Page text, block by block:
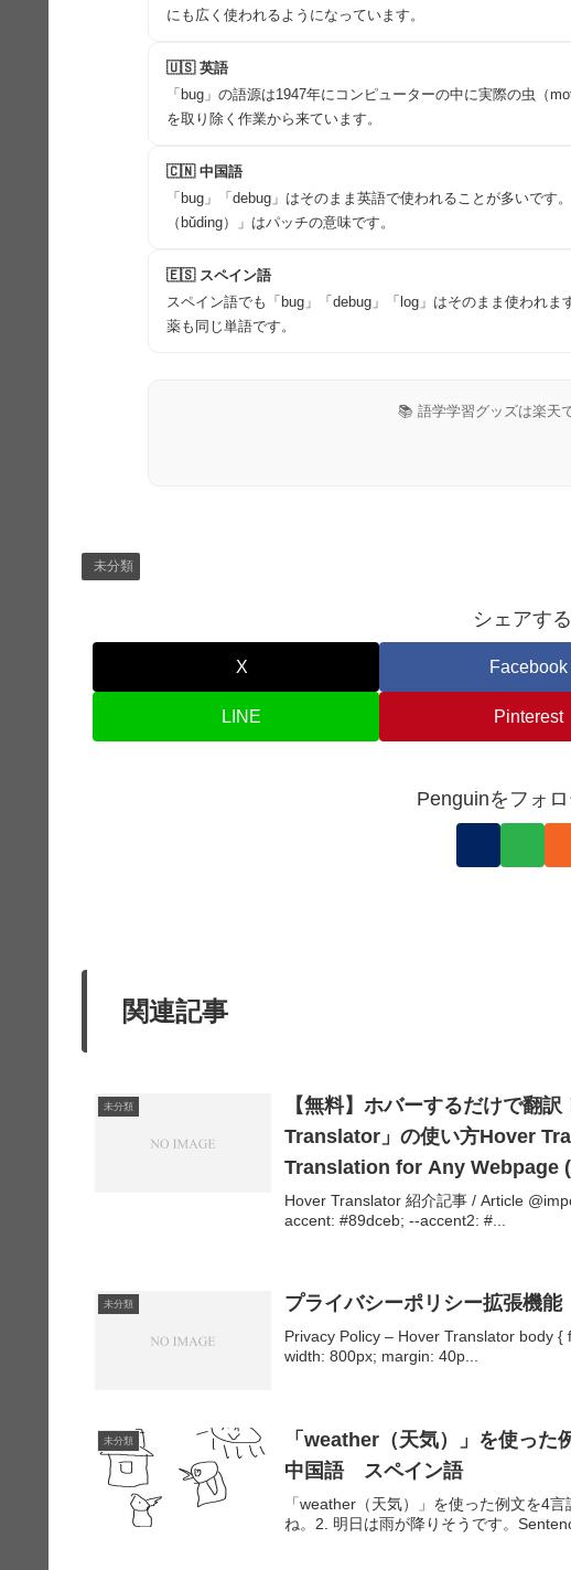
にも広く使われるようになっています。
🇺🇸 英語
「bug」の語源は1947年にコンピューターの中に実際の虫（
を取り除く作業から来ています。
🇨🇳 中国語
「bug」「debug」はそのまま英語で使われることが多いです
（bǔding）」はパッチの意味です。
🇪🇸 スペイン語
スペイン語でも「bug」「debug」「log」はそのまま使われ
薬も同じ単語です。
📚 語学学習グッズは楽天
未分類
シェアする
X Facebook
LINE Pinterest
Penguinをフォ
関連記事
未分類
【無料】ホバーするだけで翻
Translator」の使い方Hover
Translation for Any Webpage
Hover Translator 紹介記事 / Article
accent: #89dceb; --accent2: #...
未分類 プライバシーポリシー拡張機能
Privacy Policy – Hover Translator body
width: 800px; margin: 40p...
未分類
「weather（天気）」を使っ
中国語 スペイン語
「weather（天気）」を使った例文を4
ね。2. 明日は雨が降りそうです。